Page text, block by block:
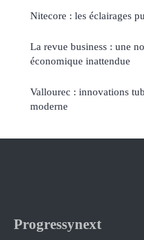
Nitecore : les éclairages
La revue business : une
économique inattendue
Vallourec : innovations
moderne
Progressynext